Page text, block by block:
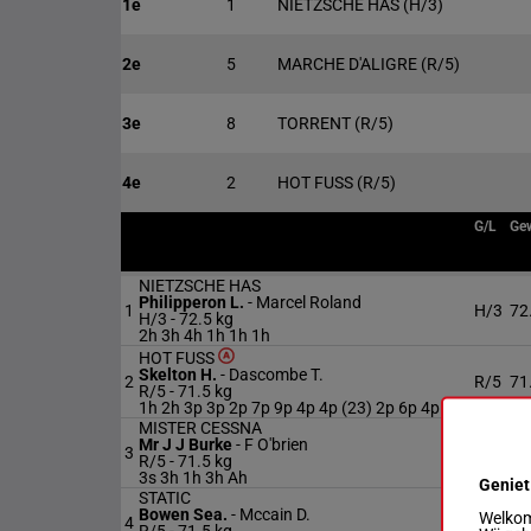
1e 1 NIETZSCHE HAS (H/3)
2e 5 MARCHE D'ALIGRE (R/5)
3e 8 TORRENT (R/5)
4e 2 HOT FUSS (R/5)
G/L
1
NIETZSCHE HAS
Philipperon L. - Marcel Roland
H/3 -72.5 kg
2h 3h 4h 1h 1h 1h
H/3
2
HOT FUSS
Skelton H. - Dascombe T.
R/5 -71.5 kg
1h 2h 3p 3p 2p 7p 9p 4p 4p (23) 2p 6p 4p
R/5
3
MISTER CESSNA
Mr J J Burke- F O'brien
R/5 -71.5 kg
3s 3h 1h 3h Ah
4
STATIC
Bowen Sea. - Mccain D.
R/5